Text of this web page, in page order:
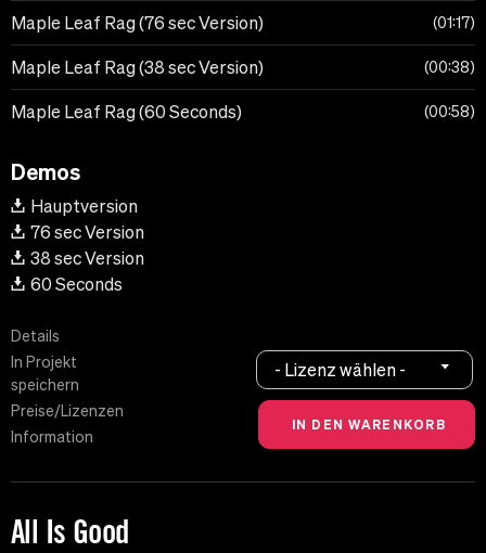
Maple Leaf Rag (76 sec Version) 01:17
Maple Leaf Rag (38 sec Version) 00:38
Maple Leaf Rag (60 Seconds) 00:58
Demos
Hauptversion
76 sec Version
38 sec Version
60 Seconds
Details
In Projekt
speichern
Preise/Lizenzen
Information
- Lizenz wählen -
All Is Good